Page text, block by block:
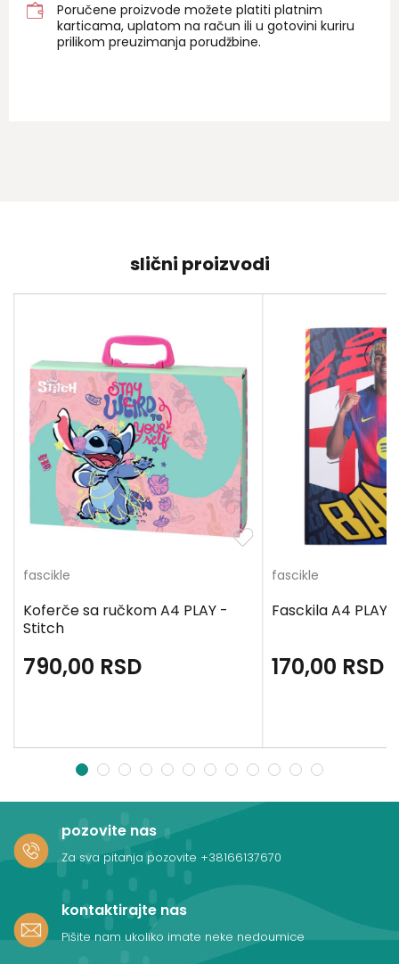
Poručene proizvode možete platiti platnim
karticama, uplatom na račun ili u gotovini kuriru
prilikom preuzimanja porudžbine.
slični proizvodi
fascikle
Koferče sa ručkom A4 PLAY -
Stitch
790,00 RSD
fascikle
Fasckila A4 PLAY
170,00 RSD
1 2 3 4 5 6 7 8 9 10 11 12
pozovite nas
Za sva pitanja pozovite +38166137670
kontaktirajte nas
Pišite nam ukoliko imate neke nedoumice